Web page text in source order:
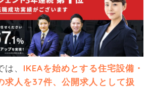
、 IKEAを始めとする住宅設備・
求人を37件、公開求人として扱